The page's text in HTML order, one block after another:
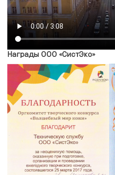
Награды ООО «СистЭко»